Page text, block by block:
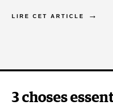
LIRE CET ARTICLE
3 choses